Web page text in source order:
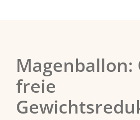
Magenballon:
freie